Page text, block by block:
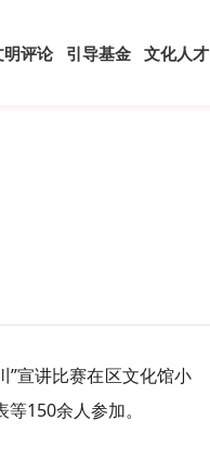
明评论 引导基金 文化人才
”宣讲比赛在区文化馆小
150余人参加。